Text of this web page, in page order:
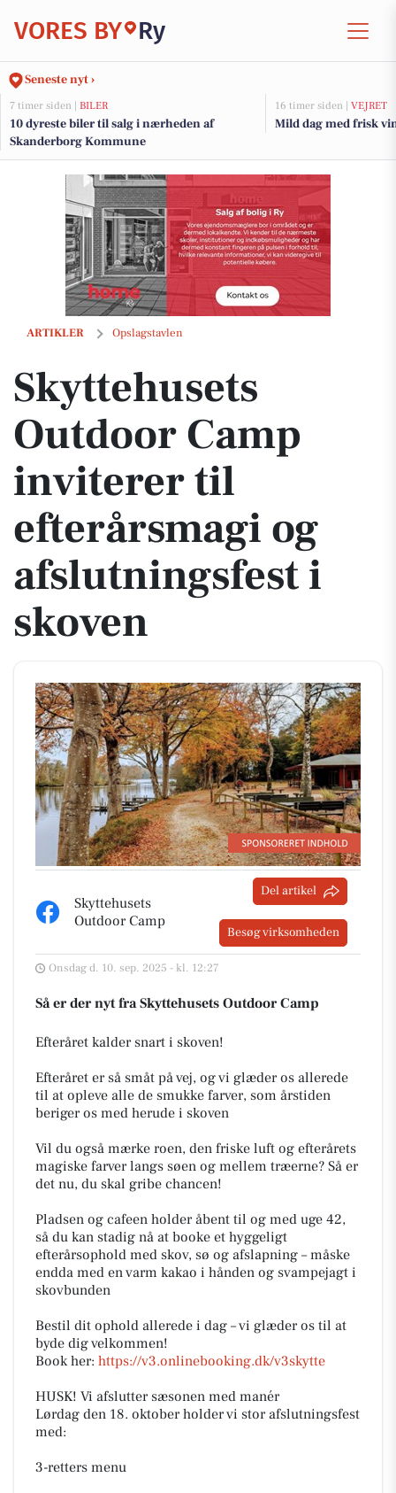
VORES BY Ry
Seneste nyt ›
7 timer siden | BILER
10 dyreste biler til salg i nærheden af
Skanderborg Kommune
16 timer siden | VEJRET
Mild dag med frisk
ARTIKLER Opslagstavlen
Skyttehusets Outdoor Camp inviterer til efterårsmagi og
Skyttehusets
Outdoor Camp
inviterer til
efterårsmagi og
afslutningsfest i
skoven
Skyttehusets
Outdoor Camp
Del artikel
Besøg virksomheden
Onsdag d. 10. sep. 2025 - kl. 12:27
Så er der nyt fra Skyttehusets Outdoor Camp
Efteråret kalder snart i skoven!
Efteråret er så småt på vej, og vi glæder os allerede
til at opleve alle de smukke farver, som årstiden
beriger os med herude i skoven
Vil du også mærke roen, den friske luft og efterårets
magiske farver langs søen og mellem træerne? Så er
det nu, du skal gribe chancen!
Pladsen og cafeen holder åbent til og med uge 42,
så du kan stadig nå at booke et hyggeligt
efterårsophold med skov, sø og afslapning – måske
endda med en varm kakao i hånden og svampejagt i
skovbunden
Bestil dit ophold allerede i dag – vi glæder os til at
byde dig velkommen!
Book her: https://v3.onlinebooking.dk/v3skytte
HUSK! Vi afslutter sæsonen med manér
Lørdag den 18. oktober holder vi stor afslutningsfest
med:
3-retters menu